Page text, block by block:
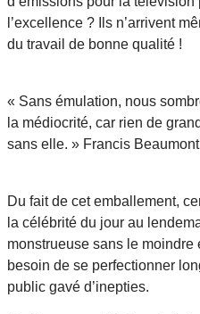
l’excellence ? Ils n’arrivent
du travail de bonne qualité !
« Sans émulation, nous
la médiocrité, car rien de
sans elle. » Francis Beaumont
Du fait de cet emballement,
la célébrité du jour au
monstrueuse sans le moindre
besoin de se perfectionner
public gavé d’inepties.